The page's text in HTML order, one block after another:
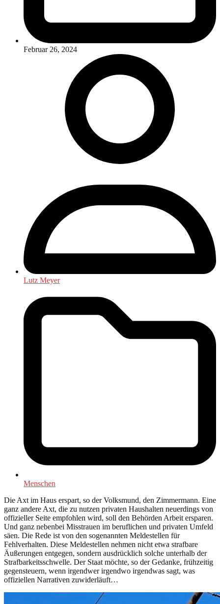
Februar 26, 2024
Lutz Meyer
Menschen
Die Axt im Haus erspart, so der Volksmund, den Zimmermann. Eine
ganz andere Axt, die zu nutzen privaten Haushalten neuerdings von
offizieller Seite empfohlen wird, soll den Behörden Arbeit ersparen.
Und ganz nebenbei Misstrauen im beruflichen und privaten Umfeld
säen. Die Rede ist von den sogenannten Meldestellen für
Fehlverhalten. Diese Meldestellen nehmen nicht etwa strafbare
Äußerungen entgegen, sondern ausdrücklich solche unterhalb der
Strafbarkeitsschwelle. Der Staat möchte, so der Gedanke, frühzeitig
gegensteuern, wenn irgendwer irgendwo irgendwas sagt, was
offiziellen Narrativen zuwiderläuft…